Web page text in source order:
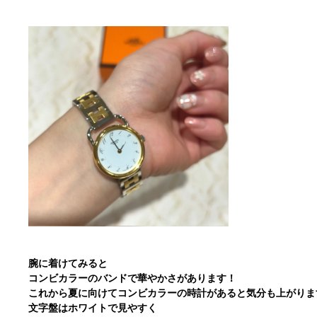
腕に着けてみると
コンビカラーのバンドで華やかさがあります！
これから夏に向けてコンビカラーの時計があると気分も上がり
文字盤はホワイトで見やすく